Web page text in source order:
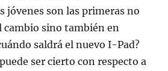
jóvenes son las primeras no
cambio sino también en
saldrá el nuevo I-Pad?
ser cierto con respecto a